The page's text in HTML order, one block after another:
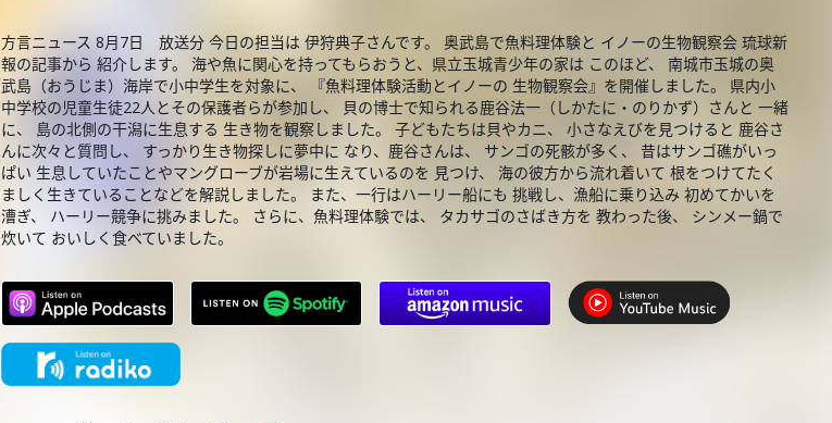
方言ニュース 8月7日 放送分 今日の担当は 伊狩典子さんです。 奥武島で魚料理体験と イノーの生物観察会 琉球新
報の記事から 紹介します。 海や魚に関心を持ってもらおうと、県立玉城青少年の家は このほど、 南城市玉城の奥
武島（おうじま）海岸で小中学生を対象に、 『魚料理体験活動とイノーの 生物観察会』を開催しました。 県内小
中学校の児童生徒22人とその保護者らが参加し、 貝の博士で知られる鹿谷法一（しかたに・のりかず）さんと 一緒
に、 島の北側の干潟に生息する 生き物を観察しました。 子どもたちは貝やカニ、 小さなえびを見つけると 鹿谷さ
んに次々と質問し、 すっかり生き物探しに夢中に なり、鹿谷さんは、 サンゴの死骸が多く、 昔はサンゴ礁がいっ
ぱい 生息していたことやマングローブが岩場に生えているのを 見つけ、 海の彼方から流れ着いて 根をつけてたく
ましく生きていることなどを解説しました。 また、一行はハーリー船にも 挑戦し、漁船に乗り込み 初めてかいを
漕ぎ、 ハーリー競争に挑みました。 さらに、魚料理体験では、 タカサゴのさばき方を 教わった後、 シンメー鍋で
炊いて おいしく食べていました。